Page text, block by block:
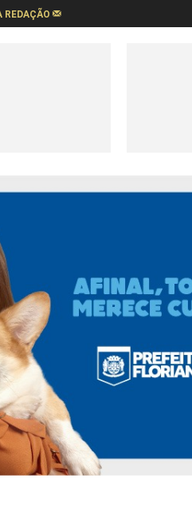
REDAÇÃO